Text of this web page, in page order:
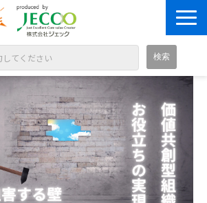
ABOUT
目的別に探す
ジャンル別に探す
シリーズ別に探す
OPEN BADGE